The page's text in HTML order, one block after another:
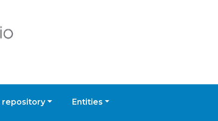
repository Entities